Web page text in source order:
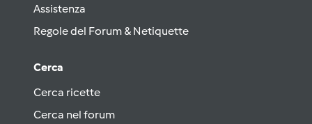
Assistenza
Regole del Forum & Netiquette
Cerca
Cerca ricette
Cerca nel forum